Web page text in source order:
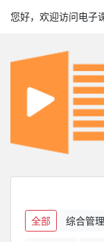
您好，欢迎访问电子
全部 综合管理